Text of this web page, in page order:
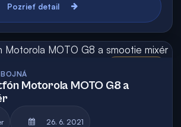
Pozrieť detail
Motorola MOTO G8 a
26. 6. 2021